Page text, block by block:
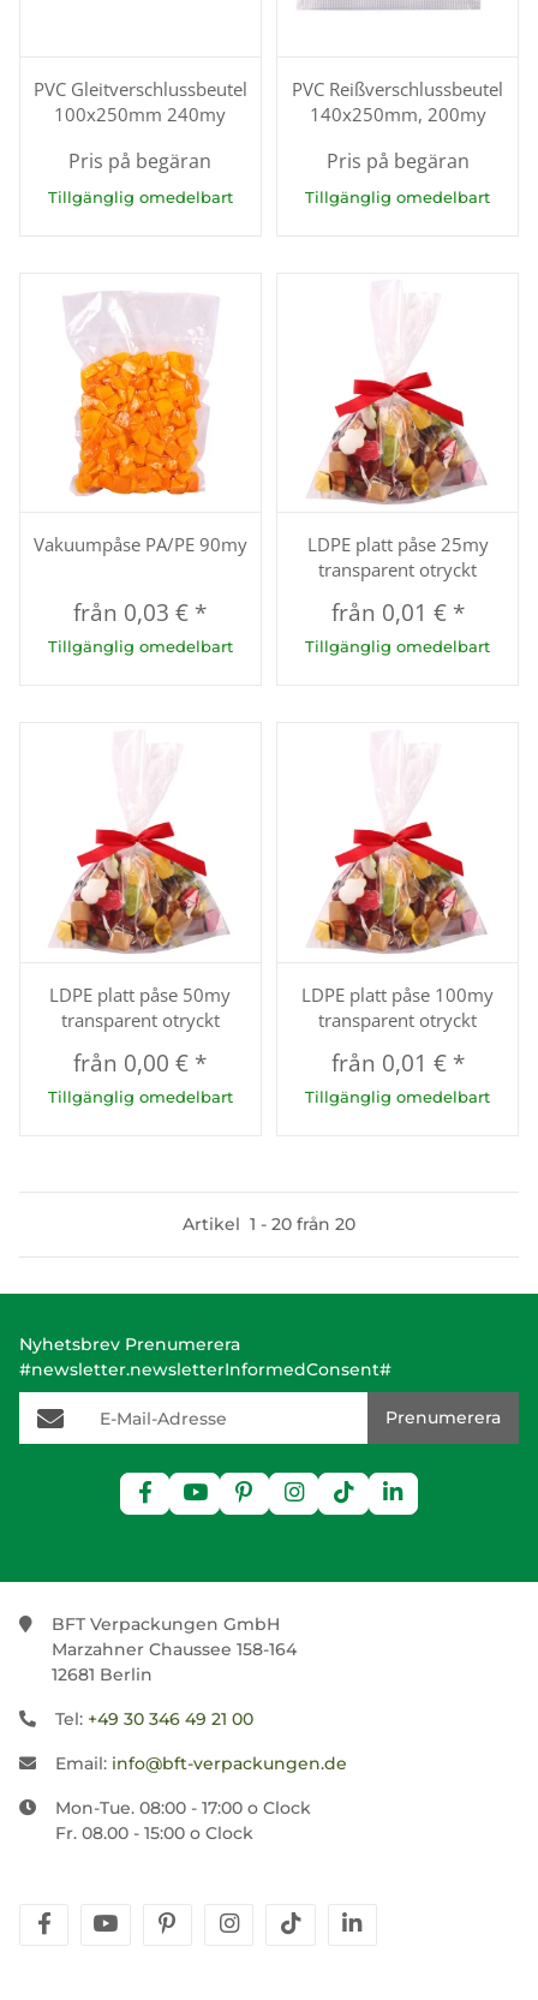
PVC Gleitverschlussbeutel
100x250mm 240my
Pris på begäran
Tillgänglig omedelbart
PVC Reißverschlussbeutel
140x250mm, 200my
Pris på begäran
Tillgänglig omedelbart
Vakuumpåse PA/PE 90my
från 0,03 € *
Tillgänglig omedelbart
LDPE platt påse 25my
transparent otryckt
från 0,01 € *
Tillgänglig omedelbart
LDPE platt påse 50my
transparent otryckt
från 0,00 € *
Tillgänglig omedelbart
LDPE platt påse 100my
transparent otryckt
från 0,01 € *
Tillgänglig omedelbart
Artikel 1 - 20 från 20
Nyhetsbrev Prenumerera
#newsletter.newsletterInformedConsent#
E-Mail-Adresse
Prenumerera
BFT Verpackungen GmbH
Marzahner Chaussee 158-164
12681 Berlin
Tel: +49 30 346 49 21 00
Email: info@bft-verpackungen.de
Mon-Tue. 08:00 - 17:00 o Clock
Fr. 08.00 - 15:00 o Clock
facebookyoutubepinterestinstagram
tiktok